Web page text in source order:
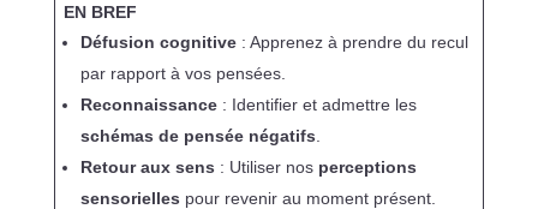
EN BREF
Défusion cognitive: Apprenez à prendre du recul
par rapport à vos pensées.
Reconnaissance: Identifier et admettre les
schémas de pensée négatifs
Retour aux sens : Utiliser nos perceptions
sensorielles pour revenir au moment présent.